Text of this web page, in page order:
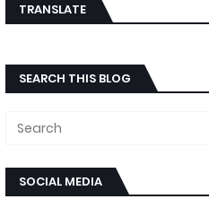
TRANSLATE
SEARCH THIS BLOG
SOCIAL MEDIA